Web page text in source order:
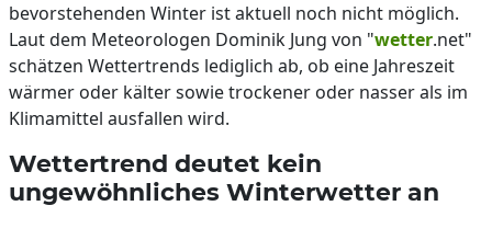
bevorstehenden Winter ist aktuell noch nicht möglich.
Laut dem Meteorologen Dominik Jung von "wetter.net"
schätzen Wettertrends lediglich ab, ob eine Jahreszeit
wärmer oder kälter sowie trockener oder nasser als im
Klimamittel ausfallen wird.
Wettertrend deutet kein
ungewöhnliches Winterwetter an